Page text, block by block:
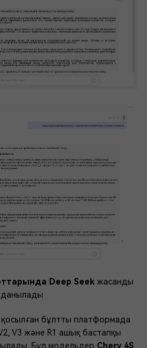
Deep Seek жасанды
бұлтты платформада
V3 және R1 ашық бастапқы
Бұл модельдер Chery 4S